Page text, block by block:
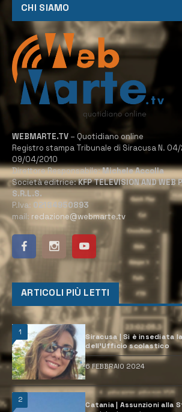
CHI SIAMO
WEBMARTE.TV – Quotidiano online
Registro stampa Tribunale di Siracusa N. 04/
09/04/2010
Direttore Responsabile:Michele Accolla
Società editrice:KFP TELEVISION AND WEB
S.R.L.S.
P.Iva: 02184950893
mail: redazione@webmarte.tv
ARTICOLI PIÙ LETTI
1
Siracusa | Si è insediata
dell’Ufficio scolastico
6 FEBBRAIO 2024
2
Catania | Assunzioni alla